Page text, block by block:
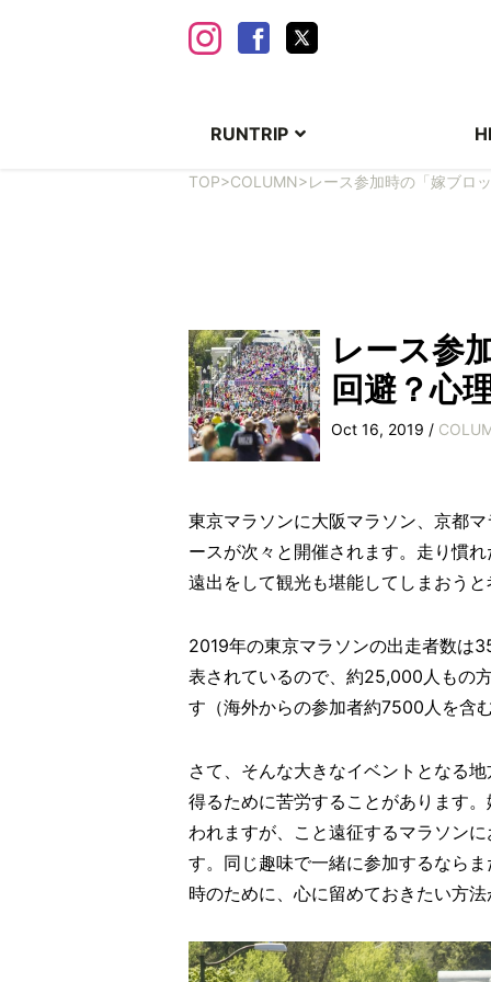
RUNTRIP
TOP>COLUMN>レース参加時の「嫁ブロ
レース参
回避？心
Oct 16, 2019 /
東京マラソンに大阪マラソン、京都
ースが次々と開催されます。走り慣
遠出をして観光も堪能してしまおう
2019年の東京マラソンの出走者数は
表されているので、約25,000人もの
す（海外からの参加者約7500人を含
さて、そんな大きなイベントとなる
得るために苦労することがあります
われますが、こと遠征するマラソン
す。同じ趣味で一緒に参加するなら
時のために、心に留めておきたい方